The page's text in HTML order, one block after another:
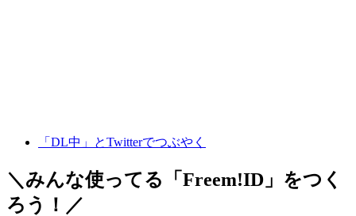
「DL中」とTwitterでつぶやく
＼みんな使ってる「 Freem!ID 」をつく
ろう！／